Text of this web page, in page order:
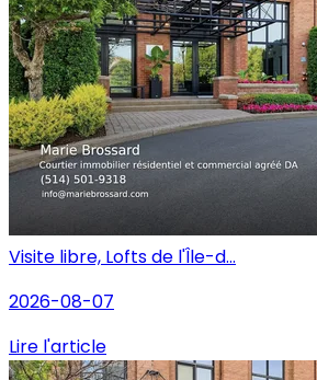
Visite libre, Lofts de l'Île-d...
2026-08-07
Lire l'article